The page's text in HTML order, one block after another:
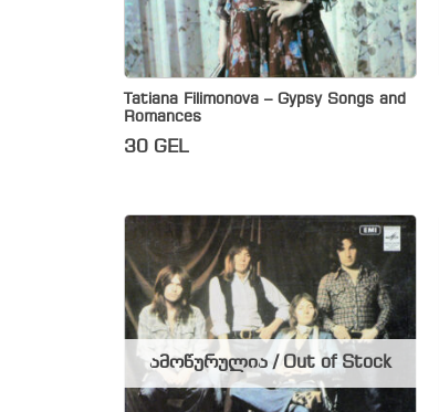
Tatiana Filimonova – Gypsy Songs and
Romances
30 GEL
ამოწურულია / Out of Stock